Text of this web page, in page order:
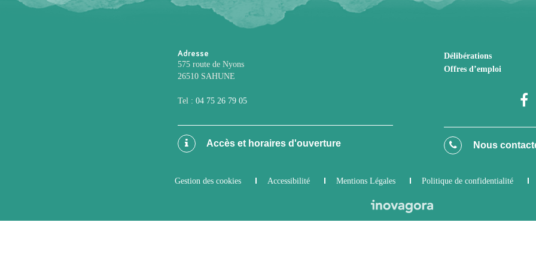
Adresse
575 route de Nyons
26510 SAHUNE
Tel : 04 75 26 79 05
Accès et horaires d'ouverture
Délibérations
Offres d’emploi
Nous
Gestion des cookies Accessibilité Mentions Légales Politique de confidentialité